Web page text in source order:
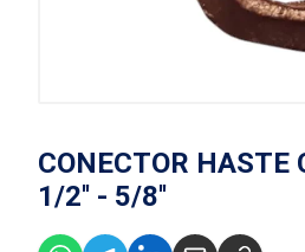
CONECTOR HASTE
1/2'' - 5/8''